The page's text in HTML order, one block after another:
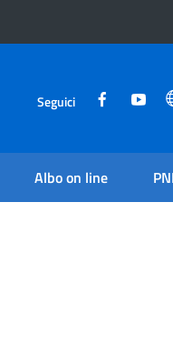
Seguici
Albo on line